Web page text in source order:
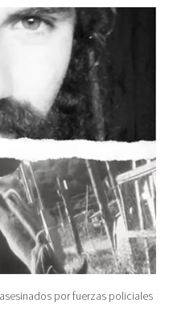
por fuerzas policiales